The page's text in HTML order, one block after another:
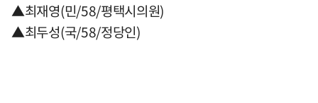
▲최재영(민/58/평택시의원)
▲최두성(국/58/정당인)